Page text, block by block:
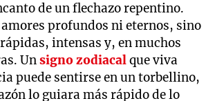
de un flechazo repentino.
profundos ni eternos, sino
intensas y, en muchos
Unsigno zodiacalque viva
puede sentirse en un torbellino,
lo guiara más rápido de lo